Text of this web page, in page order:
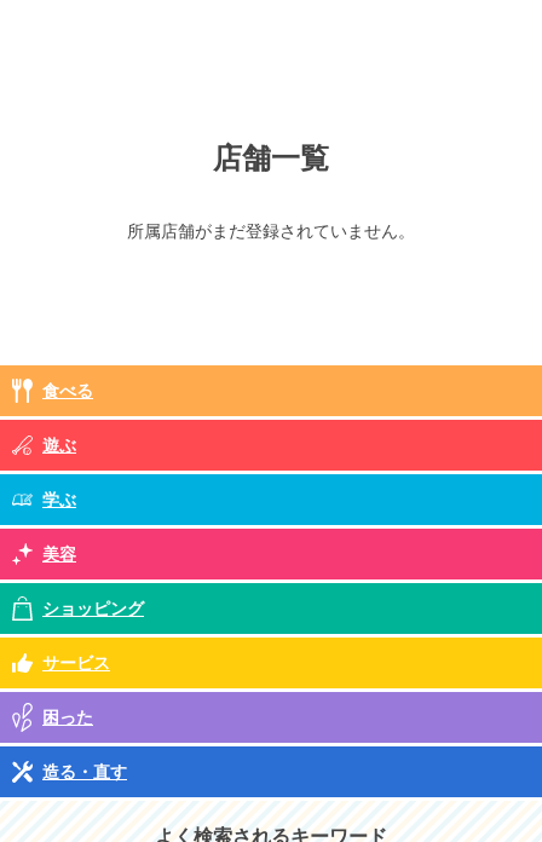
店舗一覧
所属店舗がまだ登録されていません。
食べる
遊ぶ
学ぶ
美容
ショッピング
サービス
困った
造る・直す
よく検索されるキーワード